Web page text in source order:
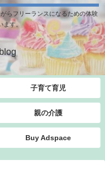
らフリーランスになるための体験
ます。
子育て育児
親の介護
Buy Adspace